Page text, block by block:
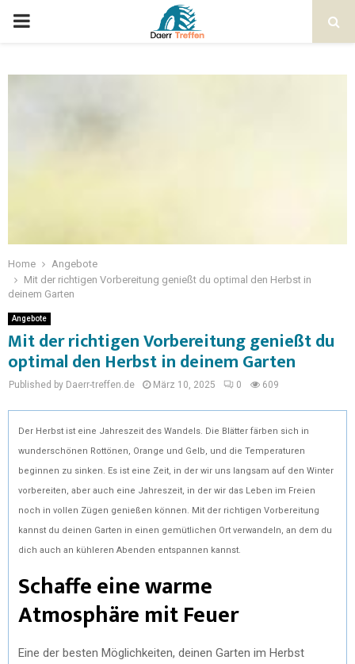
Home
Angebote
Mit der richtigen Vorbereitung genießt du optimal den Herbst in
deinem Garten
Angebote
Mit der richtigen Vorbereitung genießt du
optimal den Herbst in deinem Garten
Published by Daerr-treffen.de März 10, 2025 0 609
Der Herbst ist eine Jahreszeit des Wandels. Die Blätter färben sich in
wunderschönen Rottönen, Orange und Gelb, und die Temperaturen
beginnen zu sinken. Es ist eine Zeit, in der wir uns langsam auf den Winter
vorbereiten, aber auch eine Jahreszeit, in der wir das Leben im Freien
noch in vollen Zügen genießen können. Mit der richtigen Vorbereitung
kannst du deinen Garten in einen gemütlichen Ort verwandeln, an dem du
dich auch an kühleren Abenden entspannen kannst.
Schaffe eine warme
Atmosphäre mit Feuer
Eine der besten Möglichkeiten, deinen Garten im Herbst